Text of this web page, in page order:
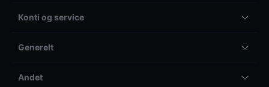
Konti og service
Generelt
Andet